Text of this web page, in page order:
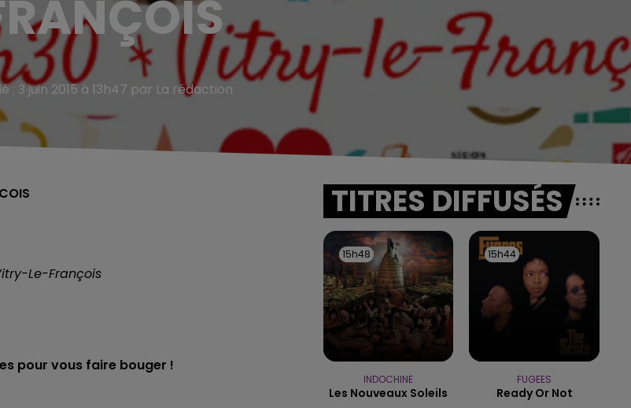
: 3 juin 2015 à 13h47 par La rédaction
Le-François
pour vous faire bouger !
TITRES DIFFUSÉS
15h48
15h48
INDOCHINE
Les Nouveaux Soleils
15h44
15h44
FUGEES
Ready Or Not